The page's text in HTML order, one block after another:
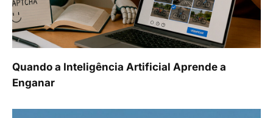
Quando a Inteligência Artificial Aprende a
Enganar